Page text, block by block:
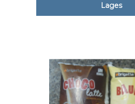
Lages